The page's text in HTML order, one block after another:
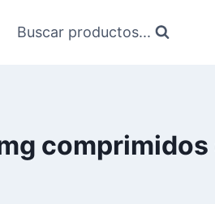
Buscar productos...